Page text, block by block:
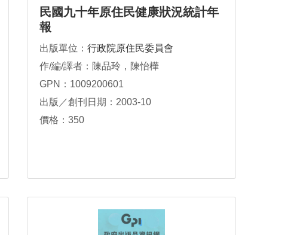
民國九十年原住民健康狀況統計年
報
出版單位： 行政院原住民委員會
作/編/譯者：陳品玲，陳怡樺
GPN：1009200601
出版／創刊日期：2003-10
價格：350